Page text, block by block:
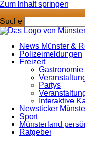
Zum Inhalt springen
Suche
News Münster &
Polizeimeldungen
Freizeit
Gastronomie
Partys
Interaktive
Newsticker
Sport
Münsterland
Ratgeber